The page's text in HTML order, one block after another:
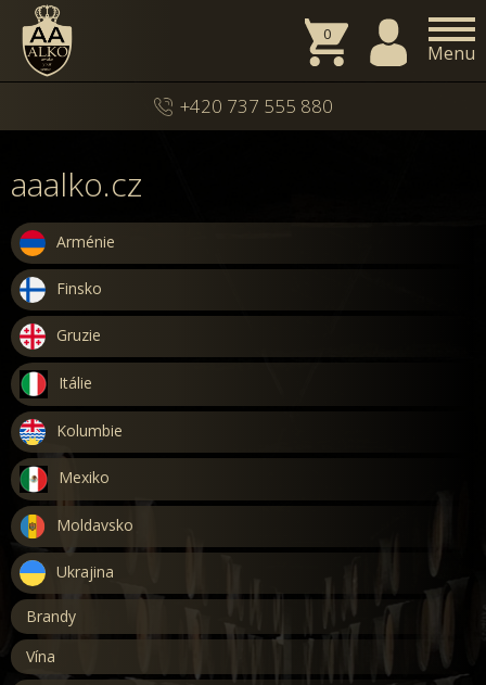
0
Menu
+420 737 555 880
aaalko.cz
Arménie
Finsko
Gruzie
Itálie
Kolumbie
Mexiko
Moldavsko
Ukrajina
Brandy
Vína